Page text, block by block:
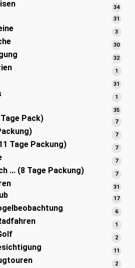
3434
31
33
3030
3232
1
31
1
3535
Pack) 77
77
Tage Packung) 77
77
... (8 Tage Packung) 77
31
1717
66
1
22
11
22